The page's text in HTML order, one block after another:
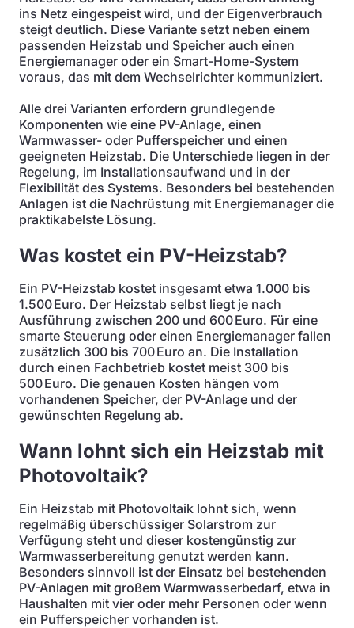
ins Netz eingespeist wird, und der Eigenverbrauch
steigt deutlich. Diese Variante setzt neben einem
passenden Heizstab und Speicher auch einen
Energiemanager oder ein Smart-Home-System
voraus, das mit dem Wechselrichter kommuniziert.
Alle drei Varianten erfordern grundlegende
Komponenten wie eine PV-Anlage, einen
Warmwasser- oder Pufferspeicher und einen
geeigneten Heizstab. Die Unterschiede liegen in der
Regelung, im Installationsaufwand und in der
Flexibilität des Systems. Besonders bei bestehenden
Anlagen ist die Nachrüstung mit Energiemanager die
praktikabelste Lösung.
Was kostet ein PV-Heizstab?
Ein PV-Heizstab kostet insgesamt etwa 1.000 bis
1.500 Euro. Der Heizstab selbst liegt je nach
Ausführung zwischen 200 und 600 Euro. Für eine
smarte Steuerung oder einen Energiemanager fallen
zusätzlich 300 bis 700 Euro an. Die Installation
durch einen Fachbetrieb kostet meist 300 bis
500 Euro. Die genauen Kosten hängen vom
vorhandenen Speicher, der PV-Anlage und der
gewünschten Regelung ab.
Wann lohnt sich ein Heizstab mit
Photovoltaik?
Ein Heizstab mit Photovoltaik lohnt sich, wenn
regelmäßig überschüssiger Solarstrom zur
Verfügung steht und dieser kostengünstig zur
Warmwasserbereitung genutzt werden kann.
Besonders sinnvoll ist der Einsatz bei bestehenden
PV-Anlagen mit großem Warmwasserbedarf, etwa in
Haushalten mit vier oder mehr Personen oder wenn
ein Pufferspeicher vorhanden ist.